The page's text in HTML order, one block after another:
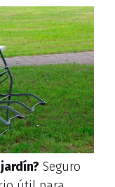
Seguro